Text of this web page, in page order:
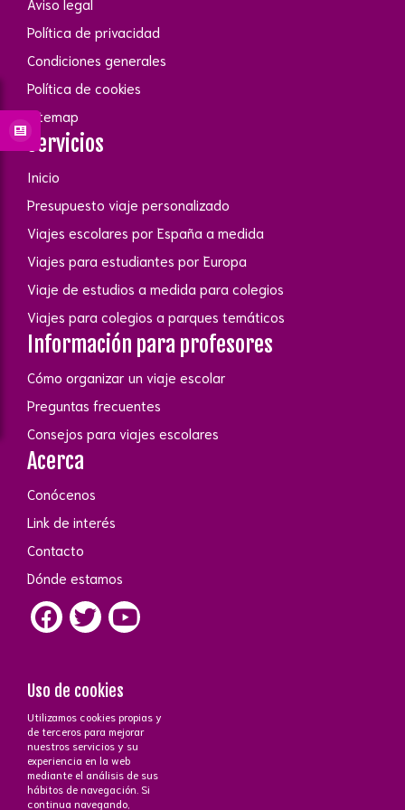
Aviso legal
Política de privacidad
Condiciones generales
Política de cookies
Sitemap
Servicios
Inicio
Presupuesto viaje personalizado
Viajes escolares por España a medida
Viajes para estudiantes por Europa
Viaje de estudios a medida para colegios
Viajes para colegios a parques temáticos
Información para profesores
Cómo organizar un viaje escolar
Preguntas frecuentes
Consejos para viajes escolares
Acerca
Conócenos
Link de interés
Contacto
Dónde estamos
Contacto
+34 672 43 26 43
Atención a cliente near_me
Uso de cookies
Utilizamos cookies propias y
de terceros para mejorar
nuestros servicios y su
experiencia en la web
mediante el análisis de sus
hábitos de navegación. Si
continua navegando,